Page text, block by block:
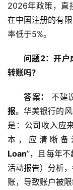
2026年政策，直
在中国注册的有
率低于5%。
问题2：开户
转账吗？
答案： 不建
报。华美银行的
是：公司收入应
本，应清晰备
Loan”，且每年
活动报告）分析
账，导致账户被限